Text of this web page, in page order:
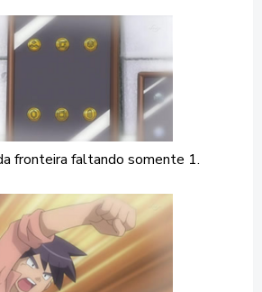
fronteira faltando somente 1.